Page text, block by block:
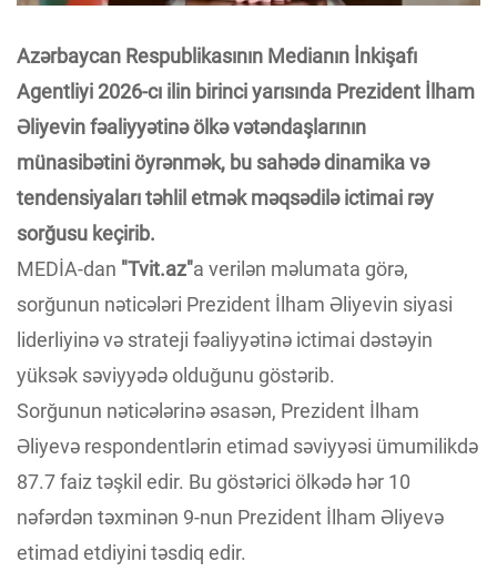
Azərbaycan Respublikasının Medianın İnkişafı
Agentliyi 2026-cı ilin birinci yarısında Prezident İlham
Əliyevin fəaliyyətinə ölkə vətəndaşlarının
münasibətini öyrənmək, bu sahədə dinamika və
tendensiyaları təhlil etmək məqsədilə ictimai rəy
sorğusu keçirib.
MEDİA-dan "Tvit.az"a verilən məlumata görə,
sorğunun nəticələri Prezident İlham Əliyevin siyasi
liderliyinə və strateji fəaliyyətinə ictimai dəstəyin
yüksək səviyyədə olduğunu göstərib.
Sorğunun nəticələrinə əsasən, Prezident İlham
Əliyevə respondentlərin etimad səviyyəsi ümumilikdə
87.7 faiz təşkil edir. Bu göstərici ölkədə hər 10
nəfərdən təxminən 9-nun Prezident İlham Əliyevə
etimad etdiyini təsdiq edir.